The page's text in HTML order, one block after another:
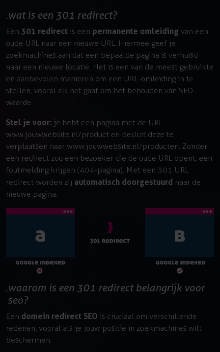
wat is een 301 redirect?
Een 301 redirect is een permanente omleiding van een
oude URL naar een nieuwe URL. Hiermee geef je
zoekmachines aan dat een bepaalde pagina is verhuisd
naar een nieuwe locatie. Het is een van de meest gebruikte
en aanbevolen manieren om een URL-omleiding in te
stellen, vooral als het gaat om het behouden van SEO-
waarde.
Stel je voor: je hebt een pagina met de URL
www.jouwwebsite.nl/product en besluit deze te
verplaatsen naar www.jouwwebsite.nl/producten. Zonder
een redirect zou een bezoeker die de oude URL opent, een
foutmelding krijgen (404-pagina). Met een 301 URL
redirect worden zij automatisch doorgestuurd naar de
nieuwe pagina.
waarom is een 301 redirect belangrijk voor
seo?
Een domein redirect SEO is cruciaal om verschillende
redenen, vooral als je jouw positie in zoekmachines wilt
beschermen.